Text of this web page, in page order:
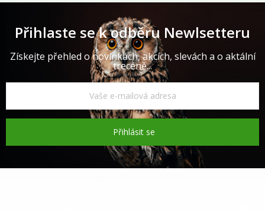
Přihlaste se k odběru Newlsetteru
Získejte přehled o novinkách, akcích, slevách a o aktální
trecéně...
Přihlásit se